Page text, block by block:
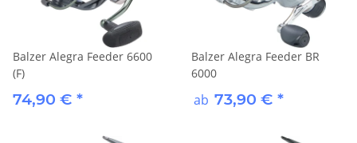
Balzer Alegra Feeder 6600
(F)
74,90 € *
Balzer Alegra Feeder BR
6000
ab 73,90 € *